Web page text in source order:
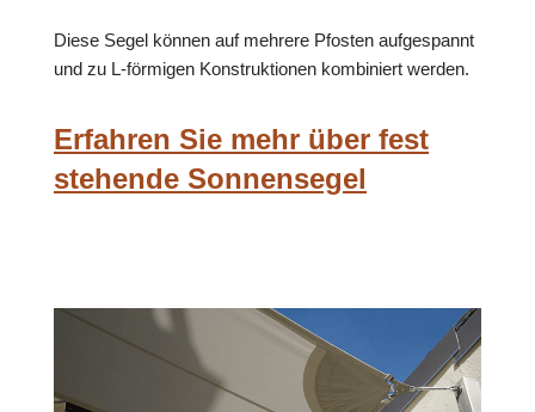
Diese Segel können auf mehrere Pfosten aufgespannt
und zu L-förmigen Konstruktionen kombiniert werden.
Erfahren Sie mehr über fest
stehende Sonnensegel